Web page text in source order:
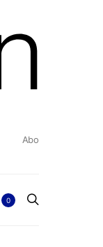
Abo
0